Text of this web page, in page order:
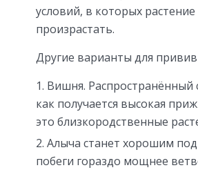
условий, в которых растение
произрастать.
Другие варианты для
Вишня. Распространённый
как получается высокая
это близкородственные
Алыча станет хорошим
побеги гораздо мощнее